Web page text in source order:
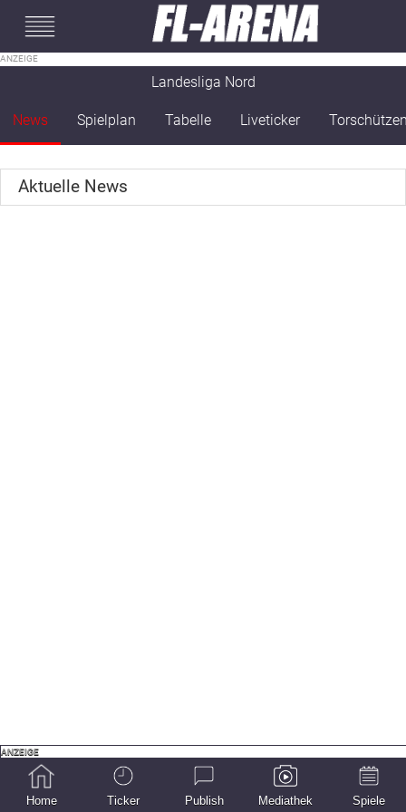
Landesliga Nord
News Spielplan Tabelle Liveticker
Aktuelle News
Home Ticker Publish Mediathek Spiele